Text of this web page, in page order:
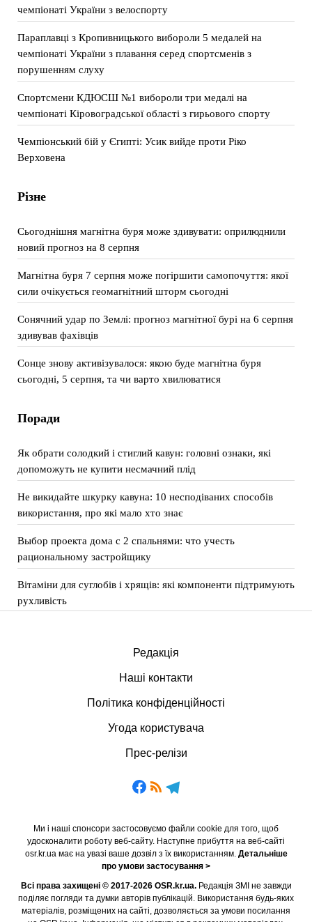
чемпіонаті України з велоспорту
Параплавці з Кропивницького вибороли 5 медалей на
чемпіонаті України з плавання серед спортсменів з
порушенням слуху
Спортсмени КДЮСШ №1 вибороли три медалі на
чемпіонаті Кіровоградської області з гирьового спорту
Чемпіонський бій у Єгипті: Усик вийде проти Ріко
Верховена
Різне
Сьогоднішня магнітна буря може здивувати: оприлюднили
новий прогноз на 8 серпня
Магнітна буря 7 серпня може погіршити самопочуття: якої
сили очікується геомагнітний шторм сьогодні
Сонячний удар по Землі: прогноз магнітної бурі на 6 серпня
здивував фахівців
Сонце знову активізувалося: якою буде магнітна буря
сьогодні, 5 серпня, та чи варто хвилюватися
Поради
Як обрати солодкий і стиглий кавун: головні ознаки, які
допоможуть не купити несмачний плід
Не викидайте шкурку кавуна: 10 несподіваних способів
використання, про які мало хто знає
Выбор проекта дома с 2 спальнями: что учесть
рациональному застройщику
Вітаміни для суглобів і хрящів: які компоненти підтримують
рухливість
Редакція
Наші контакти
Політика конфіденційності
Угода користувача
Прес-релізи
Ми і наші спонсори застосовуємо файли cookie для того, щоб
удосконалити роботу веб-сайту. Наступне прибуття на веб-сайті
osr.kr.ua має на увазі ваше дозвіл з їх використанням. Детальніше
про умови застосування >
Всі права захищені © 2017-2026 OSR.kr.ua.Редакція ЗМІ не завжди
поділяє погляди та думки авторів публікацій. Використання будь-яких
матеріалів, розміщених на сайті, дозволяється за умови посилання